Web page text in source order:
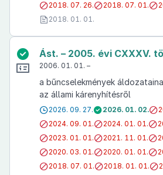
2018. 07. 26.
2018. 07. 01.
2018. 01. 01.
Ást. – 2005. évi CXXXV.
2006. 01. 01. –
a bűncselekmények
az állami kárenyhítésről
2026. 09. 27. 2026. 01. 02.
2024. 09. 01.
2024. 01. 01.
2023. 01. 01.
2021. 11. 01.
2020. 03. 01.
2020. 01. 01.
2018. 07. 01.
2018. 01. 01.